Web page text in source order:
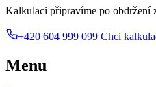
Kalkulaci připravíme po obdržení
+420 604 999 099 Chci
Menu